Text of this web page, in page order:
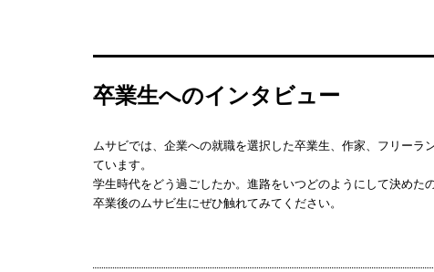
卒業生へのインタビュー
ムサビでは、企業への就職を選択した卒業生、作家、フリーラ
ています。
学生時代をどう過ごしたか。進路をいつどのようにして決めたの
卒業後のムサビ生にぜひ触れてみてください。